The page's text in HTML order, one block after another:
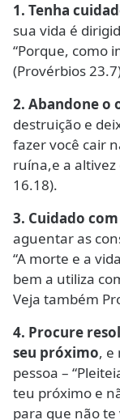
1. Tenha
sua vida é
“Porque, como
(Provérbios
2. Abandone o
destruição e
fazer você cair
ruína,e a altivez
16.18).
3. Cuidado
aguentar as
“A morte e a
bem a utiliza
Veja também
4. Procure
seu próximo, e
pessoa –
teu próximo e
para que não